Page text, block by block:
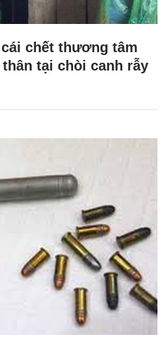
chết thương tâm
tại chòi canh rẫy